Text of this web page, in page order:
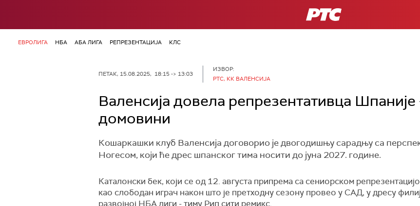
РТС
ЕВРОЛИГА НБА АБА ЛИГА РЕПРЕЗЕНТАЦИЈА КЛС
ПЕТАК, 15.08.2025, 18:15 -> 13:03
ИЗВОР:
РТС, КК ВАЛЕНСИЈА
Валенсија довела репрезентативца
домовини
Кошаркашки клуб Валенсија договорио је двогодишњу сарадњу са
Ногесом, који ће дрес шпанског тима носити до јуна 2027. године.
Каталонски бек, који се од 12. августа припрема са сениорском
као слободан играч након што је претходну сезону провео у САД, у дресу
развојној НБА лиги - тиму Рип сити ремикс.